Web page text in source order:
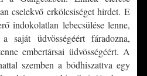
cselekvő erkölcsiséget hirdet. E
indokolatlan lebecsülése lenne,
saját üdvösségéért fáradozna,
embertársai üdvösségéért. A
szemben a bódhiszattva egy